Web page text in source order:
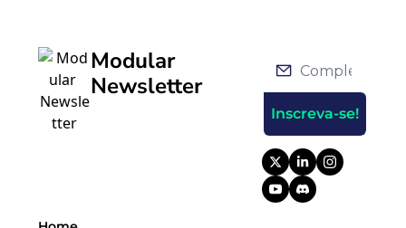
Modular
Newsletter
Inscreva-se!